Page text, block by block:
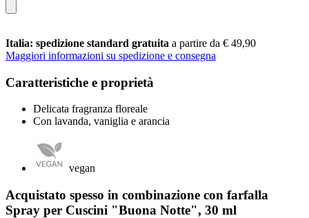
Italia: spedizione standard gratuita a partire da € 49,90
Maggiori informazioni su spedizione e consegna
Caratteristiche e proprietà
Delicata fragranza floreale
Con lavanda, vaniglia e arancia
vegan
Acquistato spesso in combinazione con farfalla
Spray per Cuscini "Buona Notte", 30 ml